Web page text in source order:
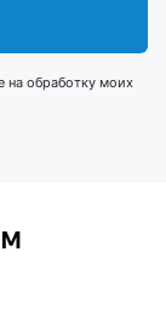
на обработку моих